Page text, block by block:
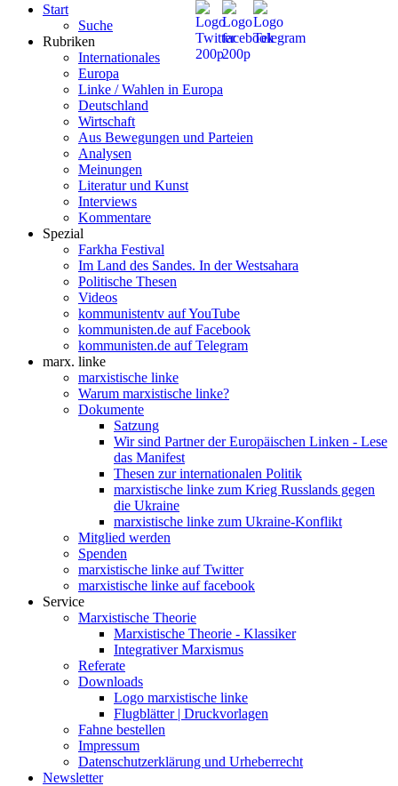
Start
Suche
Rubriken
Internationales
Europa
Linke / Wahlen in Europa
Deutschland
Wirtschaft
Aus Bewegungen und Parteien
Analysen
Meinungen
Literatur und Kunst
Interviews
Kommentare
Spezial
Farkha Festival
Im Land des Sandes. In der Westsahara
Politische Thesen
Videos
kommunistentv auf YouTube
kommunisten.de auf Facebook
kommunisten.de auf Telegram
marx. linke
marxistische linke
Warum marxistische linke?
Dokumente
Satzung
Wir sind Partner der Europäischen Linken - Lese
das Manifest
Thesen zur internationalen Politik
marxistische linke zum Krieg Russlands gegen
die Ukraine
marxistische linke zum Ukraine-Konflikt
Mitglied werden
Spenden
marxistische linke auf Twitter
marxistische linke auf facebook
Service
Marxistische Theorie
Marxistische Theorie - Klassiker
Integrativer Marxismus
Referate
Downloads
Logo marxistische linke
Flugblätter | Druckvorlagen
Fahne bestellen
Impressum
Datenschutzerklärung und Urheberrecht
Newsletter